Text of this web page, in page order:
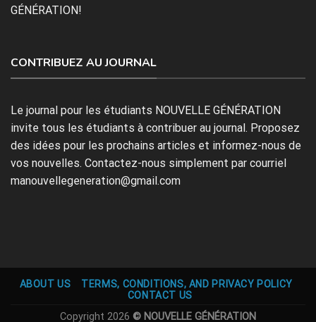
GÉNÉRATION!
CONTRIBUEZ AU JOURNAL
Le journal pour les étudiants NOUVELLE GÉNÉRATION
invite tous les étudiants à contribuer au journal. Proposez
des idées pour les prochains articles et informez-nous de
vos nouvelles. Contactez-nous simplement par courriel
manouvellegeneration@gmail.com
ABOUT US
TERMS, CONDITIONS, AND PRIVACY POLICY
CONTACT US
Copyright 2026 © NOUVELLE GÉNÉRATION